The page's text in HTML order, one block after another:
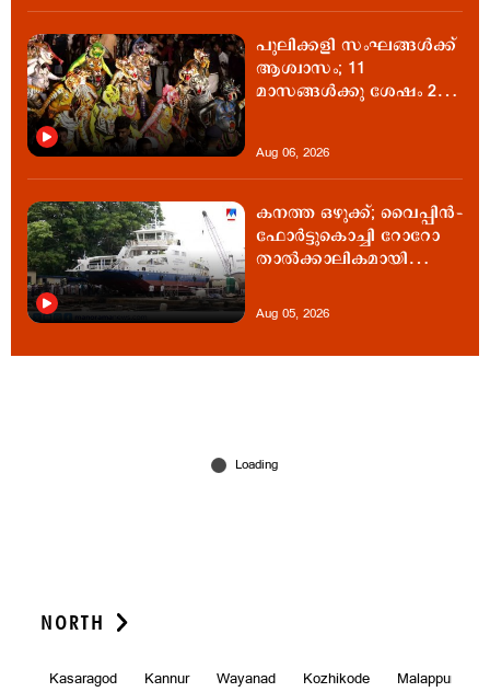
പുലിക്കളി സംഘങ്ങൾക്ക്
ആശ്വാസം; 11
മാസങ്ങള്‍ക്കു ശേഷം 24
Aug 06, 2026
കനത്ത ഒഴുക്ക്; വൈപ്പിൻ–
ഫോർട്ടുകൊച്ചി റോറോ
താൽക്കാലികമായി
Aug 05, 2026
NORTH
Kasaragod Kannur Wayanad Kozhikode Malappuram